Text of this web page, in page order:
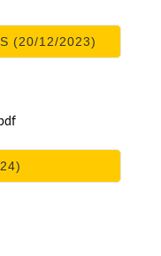
(20/12/2023)